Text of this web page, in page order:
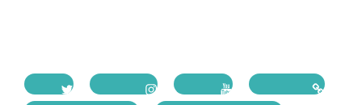
Twitter Instagram Youtube
ネット通販